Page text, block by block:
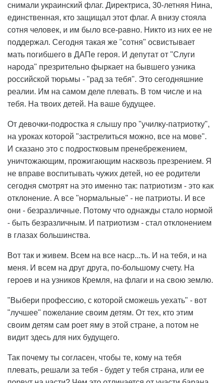
снимали украинский флаг. Директриса, 30-летняя Нина,
единственная, кто защищал этот флаг. А внизу стояла
сотня человек, и им было все-равно. Никто из них ее не
поддержал. Сегодня такая же "сотня" освистывает
мать погибшего в ДАПе героя. И депутат от "Слуги
народа" презрительно фыркает на бывшего узника
российской тюрьмы - "рад за тебя". Это сегодняшние
реалии. Им на самом деле плевать. В том числе и на
тебя. На твоих детей. На ваше будущее.
От девочки-подростка я слышу про "училку-патриотку",
на уроках которой "застрелиться можно, все на мове".
И сказано это с подростковым пренебрежением,
уничтожающим, прожигающим насквозь презрением. Я
не вправе воспитывать чужих детей, но ее родители
сегодня смотрят на это именно так: патриотизм - это как
отклонение. А все "нормальные" - не патриоты. И все
они - безразличные. Потому что однажды стало нормой
- быть безразличным. И патриотизм - стал отклонением
в глазах большинства.
Вот так и живем. Всем на все наср...ть. И на тебя, и на
меня. И всем на друг друга, по-большому счету. На
героев и на узников Кремля, на флаги и на свою землю.
"Выбери профессию, с которой сможешь уехать" - вот
"лучшее" пожелание своим детям. От тех, кто этим
своим детям сам роет яму в этой стране, а потом не
видит здесь для них будущего.
Так почему ты согласен, чтобы те, кому на тебя
плевать, решали за тебя - будет у тебя страна, или ее